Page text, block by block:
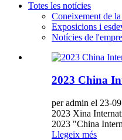
Totes les notícies
Coneixement de
Exposicions i
Notícies de
2023 China
per admin el 23-
2023 Xina
2023 "China
Llegeix més